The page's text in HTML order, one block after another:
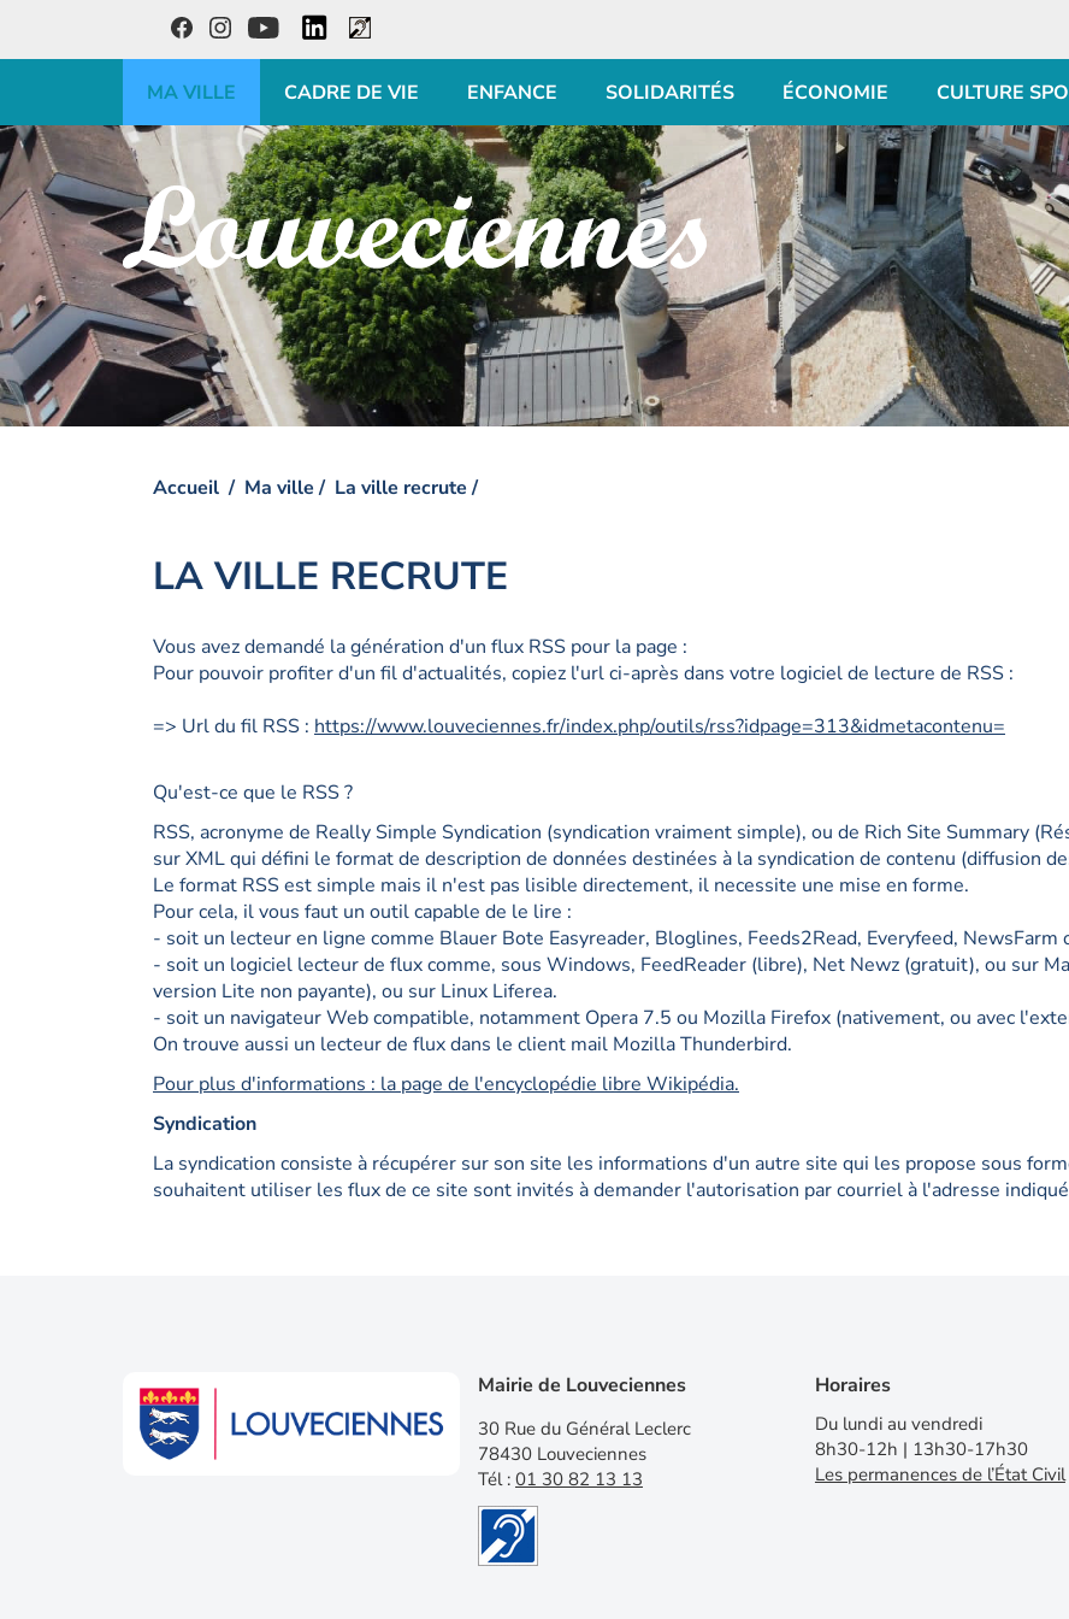
FacebookInstagramYoutube LinkedInAccessibilité
MA VILLE CADRE DE VIE ENFANCE SOLIDARITÉS ÉCONOMIE CULTURE
Visiter la page accueil du site de Louveciennes
Accueil Ma ville La ville recrute
LA VILLE RECRUTE
Vous avez demandé la génération d'un flux RSS pour la page :
Pour pouvoir profiter d'un fil d'actualités, copiez l'url ci-après dans votre logiciel de lecture de RSS :
=> Url du fil RSS : https://www.louveciennes.fr/index.php/outils/rss?idpage=313&idmetacontenu=
Qu'est-ce que le RSS ?
RSS, acronyme de Really Simple Syndication (syndication vraiment simple), ou de Rich Site Summary
sur XML qui défini le format de description de données destinées à la syndication de contenu (diffusion
Le format RSS est simple mais il n'est pas lisible directement, il necessite une mise en forme.
Pour cela, il vous faut un outil capable de le lire :
- soit un lecteur en ligne comme Blauer Bote Easyreader, Bloglines, Feeds2Read, Everyfeed, NewsFarm
- soit un logiciel lecteur de flux comme, sous Windows, FeedReader (libre), Net Newz (gratuit), ou sur
version Lite non payante), ou sur Linux Liferea.
- soit un navigateur Web compatible, notamment Opera 7.5 ou Mozilla Firefox (nativement, ou avec
On trouve aussi un lecteur de flux dans le client mail Mozilla Thunderbird.
Pour plus d'informations : la page de l'encyclopédie libre Wikipédia.
Syndication
La syndication consiste à récupérer sur son site les informations d'un autre site qui les propose sous
souhaitent utiliser les flux de ce site sont invités à demander l'autorisation par courriel à l'adresse
Mairie de Louveciennes
30 Rue du Général Leclerc
78430 Louveciennes
Tél : 01 30 82 13 13
Horaires
Du lundi au vendredi
8h30-12h | 13h30-17h30
Les permanences de l’État Civil